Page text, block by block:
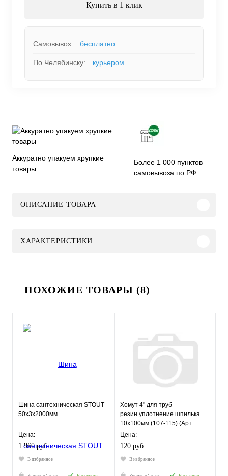
Купить в 1 клик
Самовывоз: бесплатно
По Челябинску: курьером
Аккуратно упакуем хрупкие
товары
Более 1 000 пунктов
самовывоза по РФ
ОПИСАНИЕ ТОВАРА
ХАРАКТЕРИСТИКИ
ПОХОЖИЕ ТОВАРЫ (8)
Шина сантехническая STOUT
50x3x2000мм
Цена:
1 960 руб.
В избранное
Хомут 4" для труб
резин.уплотнение шпилька
10х100мм (107-115) (Арт.
71015)
Цена:
120 руб.
В избранное